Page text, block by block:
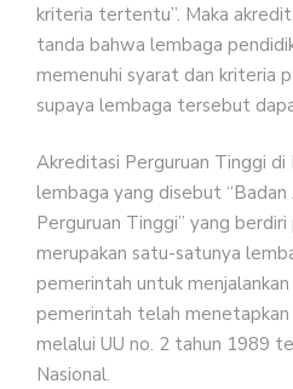
kriteria tertentu”. Maka
tanda bahwa lembaga
memenuhi syarat dan kriteria
supaya lembaga tersebut
Akreditasi Perguruan Tinggi di
lembaga yang disebut
Perguruan Tinggi” yang
merupakan satu-satunya
pemerintah untuk
pemerintah telah
melalui UU no. 2 tahun 1989
Nasional.